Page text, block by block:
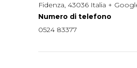
Fidenza, 43036 Italia +
Numero di telefono
0524 83377